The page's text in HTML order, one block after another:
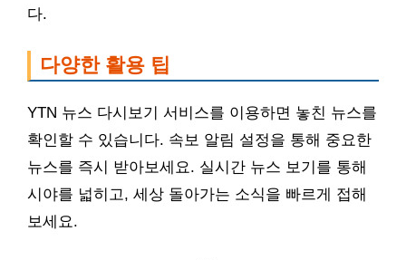
다.
다양한 활용 팁
YTN 뉴스 다시보기 서비스를 이용하면 놓친 뉴스를
확인할 수 있습니다. 속보 알림 설정을 통해 중요한
뉴스를 즉시 받아보세요. 실시간 뉴스 보기를 통해
시야를 넓히고, 세상 돌아가는 소식을 빠르게 접해
보세요.